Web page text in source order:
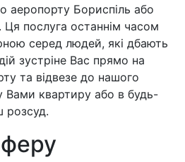
аеропорту Бориспіль або
Ця послуга останнім часом
серед людей, які дбають
зустріне Вас прямо на
та відвезе до нашого
Вами квартиру або в будь-
розсуд.